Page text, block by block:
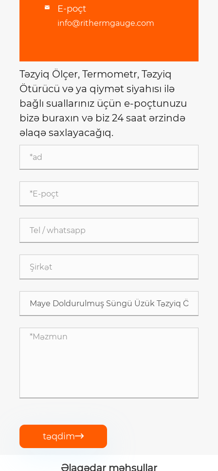
 E-poçt
info@rithermgauge.com
Təzyiq Ölçer, Termometr, Təzyiq
Ötürücü və ya qiymət siyahısı ilə
bağlı suallarınız üçün e-poçtunuzu
bizə buraxın və biz 24 saat ərzində
əlaqə saxlayacağıq.
təqdim
Əlaqədar məhsullar